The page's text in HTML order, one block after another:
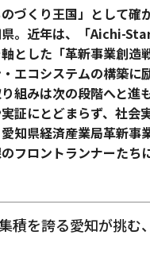
づくり王国」として確
。近年は、「Aichi-
とした「革新事業創造
エコシステムの構築に
組みは次の段階へと進
証にとどまらず、社会
知県経済産業局革新事
フロントランナーたち
積を誇る愛知が挑む